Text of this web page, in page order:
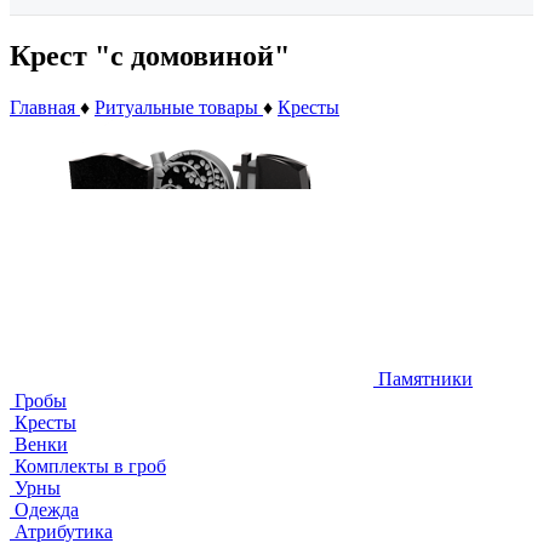
Крест "с домовиной"
Главная ♦ Ритуальные товары ♦ Кресты
Памятники
Гробы
Кресты
Венки
Комплекты в гроб
Урны
Одежда
Атрибутика